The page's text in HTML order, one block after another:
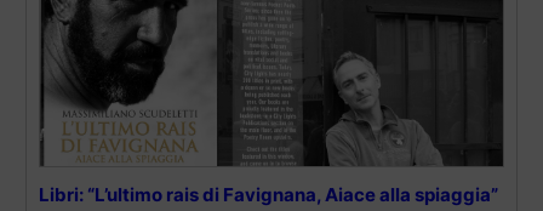
Libri: “L’ultimo rais di Favignana, Aiace alla spiaggia”